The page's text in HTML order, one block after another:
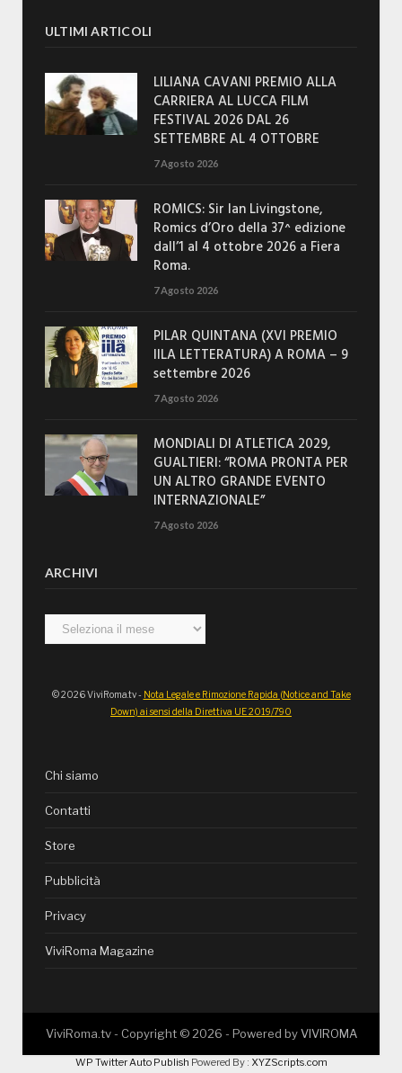
ULTIMI ARTICOLI
LILIANA CAVANI PREMIO ALLA
CARRIERA AL LUCCA FILM
FESTIVAL 2026 DAL 26
SETTEMBRE AL 4 OTTOBRE
7 Agosto 2026
ROMICS: Sir Ian Livingstone,
Romics d’Oro della 37^ edizione
dall’1 al 4 ottobre 2026 a Fiera
Roma.
7 Agosto 2026
PILAR QUINTANA (XVI PREMIO
IILA LETTERATURA) A ROMA – 9
settembre 2026
7 Agosto 2026
MONDIALI DI ATLETICA 2029,
GUALTIERI: “ROMA PRONTA PER
UN ALTRO GRANDE EVENTO
INTERNAZIONALE”
7 Agosto 2026
ARCHIVI
Archivi
© 2026 ViviRoma.tv - Nota Legale e Rimozione Rapida (Notice and Take
Down) ai sensi della Direttiva UE 2019/790
Chi siamo
Contatti
Store
Pubblicità
Privacy
ViviRoma Magazine
ViviRoma.tv - Copyright ©2026 - Powered byVIVIROMA
WP Twitter Auto Publish Powered By : XYZScripts.com